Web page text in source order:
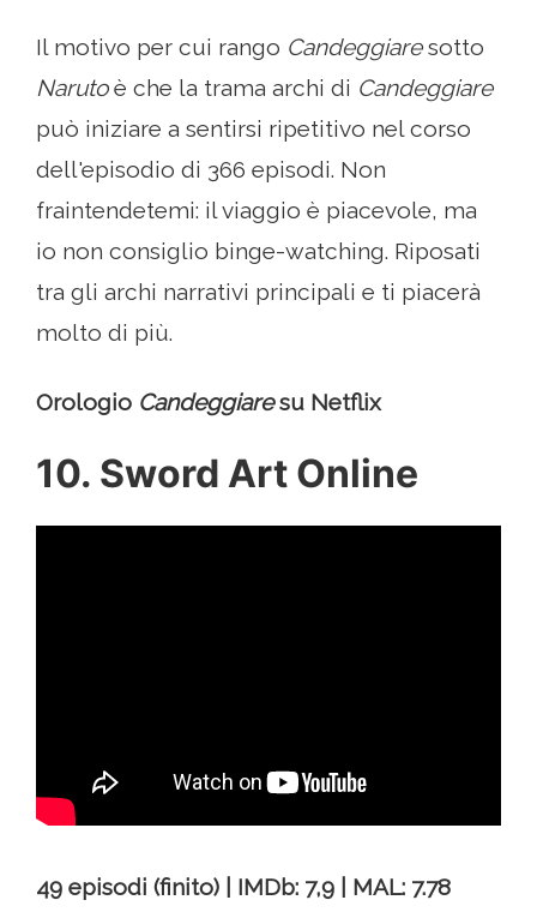
Il motivo per cui rango Candeggiaresotto
Narutoè che la trama archi di Candeggiare
può iniziare a sentirsi ripetitivo nel corso
dell'episodio di 366 episodi. Non
fraintendetemi: il viaggio è piacevole, ma
io non consiglio binge-watching. Riposati
tra gli archi narrativi principali e ti piacerà
molto di più.
Orologio Candeggiaresu Netflix
10. Sword Art Online
49 episodi (finito) | IMDb: 7,9 | MAL: 7.78